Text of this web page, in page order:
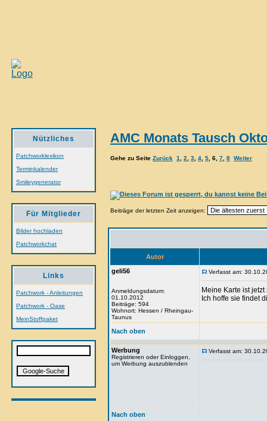
Nützliches
Patchworklexikon
Terminkalender
Smileygenerator
Für Mitglieder
Bilder hochladen
Patchworkchat
Links
Patchwork - Anleitungen
Patchwork - Oase
MeinStoffpaket
AMC Monats Tausch
Gehe zu Seite Zurück 1 2 3 4 5 6 7 8 Weiter
Beiträge der letzten Zeit anzeigen:
Autor
geli56
Anmeldungsdatum:
01.10.2012
Beiträge: 594
Wohnort: Hessen / Rheingau-
Taunus
Verfasst am:
Meine Karte ist
Ich hoffe sie findet
Nach oben
Werbung
Registrieren oder Einloggen,
um Werbung auszublenden
Verfasst am:
Nach oben